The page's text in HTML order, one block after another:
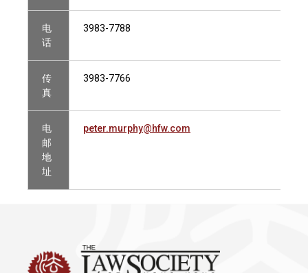
电
话
3983-7788
传
真
3983-7766
电
邮
地
址
peter.murphy@hfw.com